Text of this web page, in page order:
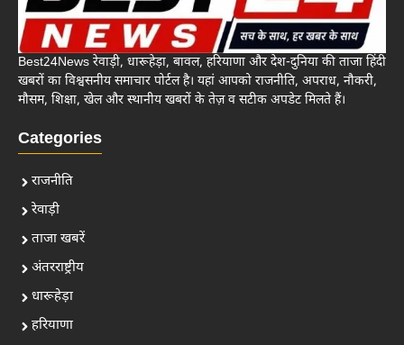
Best24News रेवाड़ी, धारूहेड़ा, बावल, हरियाणा और देश-दुनिया की ताजा हिंदी
खबरों का विश्वसनीय समाचार पोर्टल है। यहां आपको राजनीति, अपराध, नौकरी,
मौसम, शिक्षा, खेल और स्थानीय खबरों के तेज़ व सटीक अपडेट मिलते हैं।
Categories
राजनीति
रेवाड़ी
ताजा खबरें
अंतरराष्ट्रीय
धारूहेड़ा
हरियाणा